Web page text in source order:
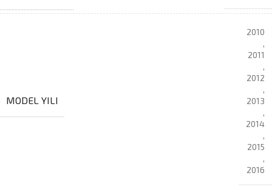
MODEL YILI
2010
,
2011
,
2012
,
2013
,
2014
,
2015
,
2016